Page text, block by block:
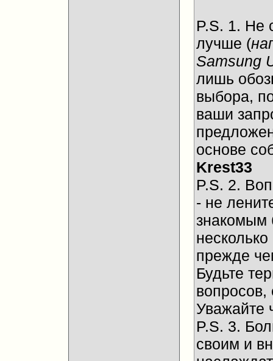
P.S. 1. Не
лучше (
Samsung
лишь
выбора,
ваши
основе
Krest33
P.S. 2.
- не
знакомым
прежде
Будьте
вопросов,
Уважайте
P.S. 3.
своим и